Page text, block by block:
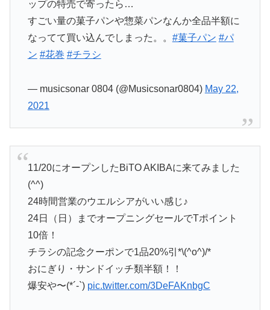
ップの特売で寄ったら…
すごい量の菓子パンや惣菜パンなんか全品半額に
なってて買い込んでしまった。。 #菓子パン #パ
ン #花巻 #チラシ
— musicsonar 0804 (@Musicsonar0804) May 22,
2021
11/20にオープンしたBiTO AKIBAに来てみました
(^^)
24時間営業のウエルシアがいい感じ♪
24日（日）までオープニングセールでTポイント
10倍！
チラシの記念クーポンで1品20%引*\(^o^)/*
おにぎり・サンドイッチ類半額！！
爆安や〜(*´-`) pic.twitter.com/3DeFAKnbgC